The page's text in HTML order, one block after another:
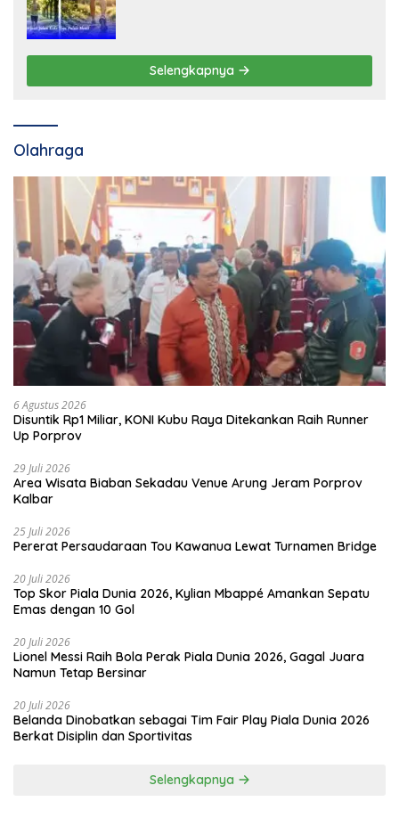
Selengkapnya
Olahraga
6 Agustus 2026
Disuntik Rp1 Miliar, KONI Kubu Raya Ditekankan Raih Runner
Up Porprov
29 Juli 2026
Area Wisata Biaban Sekadau Venue Arung Jeram Porprov
Kalbar
25 Juli 2026
Pererat Persaudaraan Tou Kawanua Lewat Turnamen Bridge
20 Juli 2026
Top Skor Piala Dunia 2026, Kylian Mbappé Amankan Sepatu
Emas dengan 10 Gol
20 Juli 2026
Lionel Messi Raih Bola Perak Piala Dunia 2026, Gagal Juara
Namun Tetap Bersinar
20 Juli 2026
Belanda Dinobatkan sebagai Tim Fair Play Piala Dunia 2026
Berkat Disiplin dan Sportivitas
Selengkapnya